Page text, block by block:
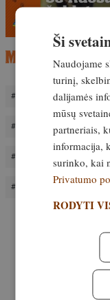
COMPAK SPORTING
LIETUVOS
STENDINIO
Ši
Naudojame
turinį,
dalijamės
mūsų
partneriais,
informacija,
surinko, kai
Privatumo
RODYTI